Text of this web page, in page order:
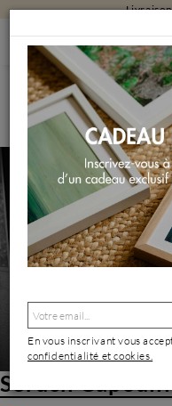
ARTISTES SERUCH
Seruch Capouillez
Biographie
Seruch
En vous inscrivant vous
confidentialité et cookies.